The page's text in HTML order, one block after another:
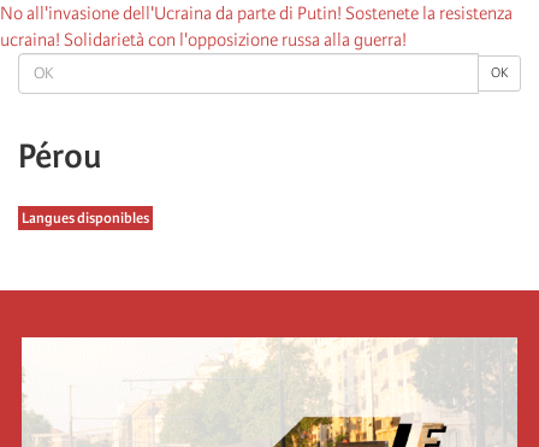
OK OK
Pérou
Langues disponibles
No all'invasione dell'Ucraina da parte di Putin! Sostenete la resistenza
ucraina! Solidarietà con l'opposizione russa alla guerra!